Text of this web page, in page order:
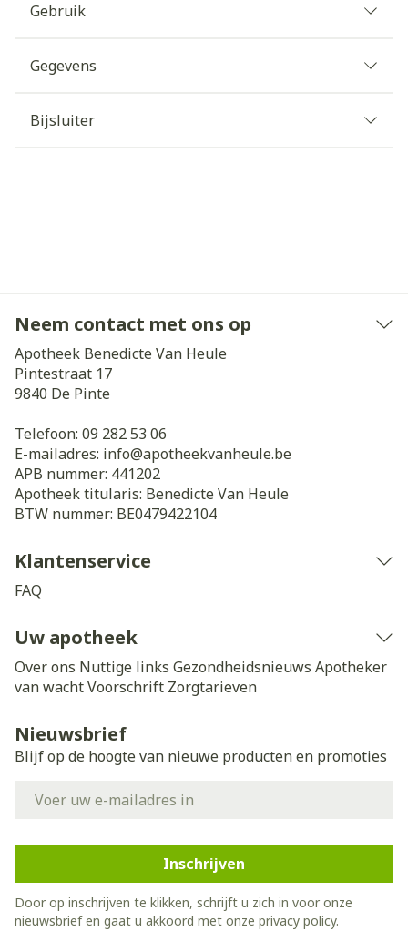
Gebruik
Gegevens
Bijsluiter
Neem contact met ons op
Apotheek Benedicte Van Heule
Pintestraat 17
9840 De Pinte
Telefoon: 09 282 53 06
E-mailadres: info@apotheekvanheule.be
APB nummer: 441202
Apotheek titularis: Benedicte Van Heule
BTW nummer: BE0479422104
Klantenservice
FAQ
Uw apotheek
Over ons Nuttige links Gezondheidsnieuws Apotheker
van wachtVoorschrift Zorgtarieven
Nieuwsbrief
Blijf op de hoogte van nieuwe producten en promoties
Inschrijven
Door op inschrijven te klikken, schrijft u zich in voor onze
nieuwsbrief en gaat u akkoord met onze privacy policy.